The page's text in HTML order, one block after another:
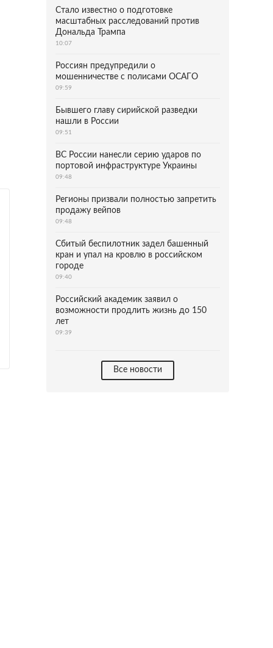
Стало известно о подготовке
масштабных расследований против
Дональда Трампа
10:07
Россиян предупредили о
мошенничестве с полисами ОСАГО
09:59
Бывшего главу сирийской разведки
нашли в России
09:51
ВС России нанесли серию ударов по
портовой инфраструктуре Украины
09:48
Регионы призвали полностью запретить
продажу вейпов
09:48
Сбитый беспилотник задел башенный
кран и упал на кровлю в российском
городе
09:40
Российский академик заявил о
возможности продлить жизнь до 150
лет
09:39
Все новости